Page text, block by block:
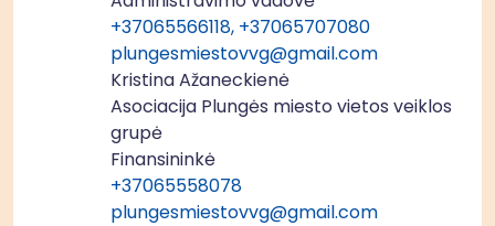
+37065566118, +37065707080
plungesmiestovvg@gmail.com
Kristina Ažaneckienė
Asociacija Plungės miesto vietos veiklos
grupė
Finansininkė
+37065558078
plungesmiestovvg@gmail.com